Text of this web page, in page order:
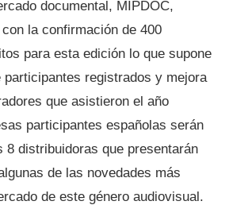
documental, MIPDOC,
la confirmación de 400
para esta edición lo que supone
participantes registrados y mejora
que asistieron el año
participantes españolas serán
8 distribuidoras que presentarán
de las novedades más
de este género audiovisual.